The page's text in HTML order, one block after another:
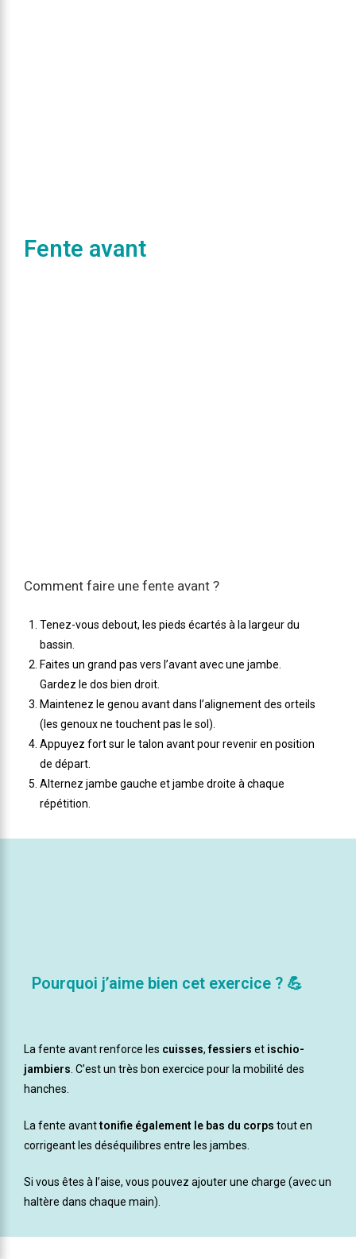
Fente avant
Comment faire une fente avant ?
Tenez-vous debout, les pieds écartés à la largeur du
bassin.
Faites un grand pas vers l’avant avec une jambe.
Gardez le dos bien droit.
Maintenez le genou avant dans l’alignement des orteils
(les genoux ne touchent pas le sol).
Appuyez fort sur le talon avant pour revenir en position
de départ.
Alternez jambe gauche et jambe droite à chaque
répétition.
Pourquoi j’aime bien cet exercice ? 💪
La fente avant renforce les cuisses,fessiers et ischio-
jambiers. C’est un très bon exercice pour la mobilité des
hanches.
La fente avanttonifie également le bas du corps tout en
corrigeant les déséquilibres entre les jambes.
Si vous êtes à l’aise, vous pouvez ajouter une charge (avec un
haltère dans chaque main).